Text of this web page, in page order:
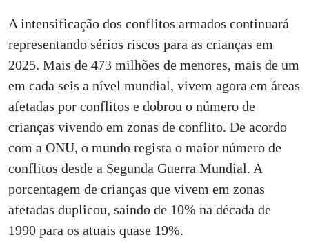
A intensificação dos conflitos armados continuará
representando sérios riscos para as crianças em
2025. Mais de 473 milhões de menores, mais de um
em cada seis a nível mundial, vivem agora em áreas
afetadas por conflitos e dobrou o número de
crianças vivendo em zonas de conflito. De acordo
com a ONU, o mundo regista o maior número de
conflitos desde a Segunda Guerra Mundial. A
porcentagem de crianças que vivem em zonas
afetadas duplicou, saindo de 10% na década de
1990 para os atuais quase 19%.